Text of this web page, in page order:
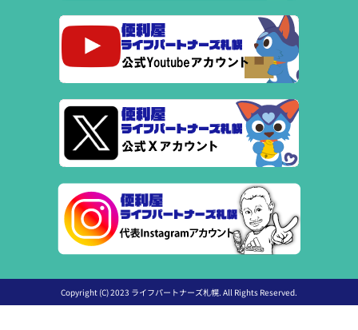
Copyright (C) 2023 ライフパートナーズ札幌. All Rights Reserved.